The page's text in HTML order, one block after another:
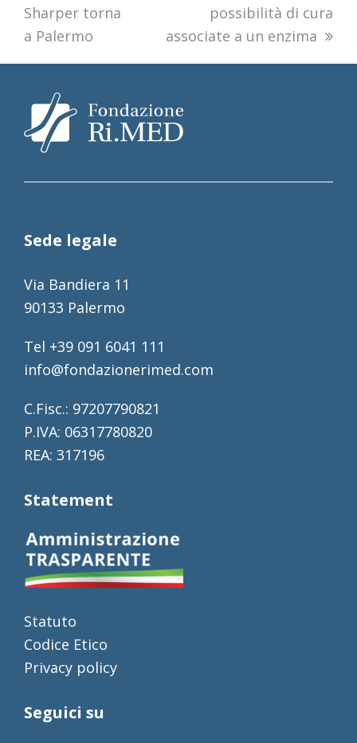
Sharper torna
a Palermo
possibilità di cura
associate a un enzima
Sede legale
Via Bandiera 11
90133 Palermo
Tel +39 091 6041 111
info@fondazionerimed.com
C.Fisc.: 97207790821
P.IVA: 06317780820
REA: 317196
Statement
Statuto
Codice Etico
Privacy policy
Seguici su